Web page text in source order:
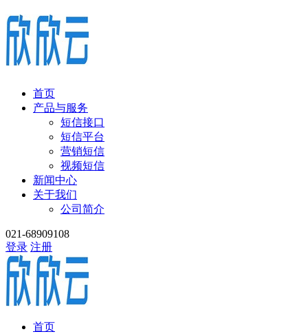
首页
产品与服务
短信接口
短信平台
营销短信
视频短信
新闻中心
关于我们
公司简介
021-68909108
登录 注册
首页